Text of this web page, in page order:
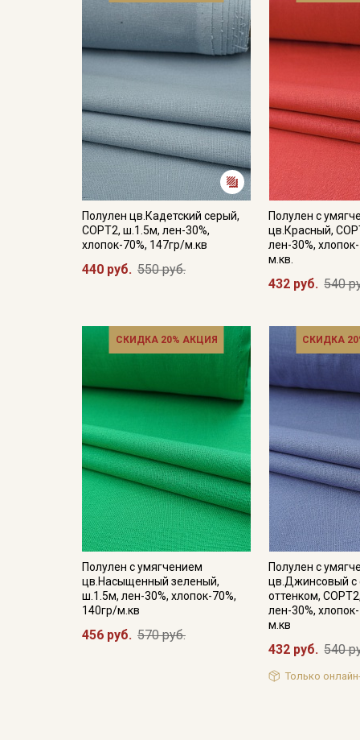
Полулен цв.Кадетский серый,
СОРТ2, ш.1.5м, лен-30%,
хлопок-70%, 147гр/м.кв
440 руб. 550 руб.
Полулен с
цв.Красный,
лен-30%,
м.кв.
432 руб. 540
СКИДКА 20% АКЦИЯ
Полулен с умягчением
цв.Насыщенный зеленый,
ш.1.5м, лен-30%, хлопок-70%,
140гр/м.кв
456 руб. 570 руб.
СКИДКА
Полулен с
цв.Джинсовый
оттенком,
лен-30%,
м.кв
432 руб. 540
Только